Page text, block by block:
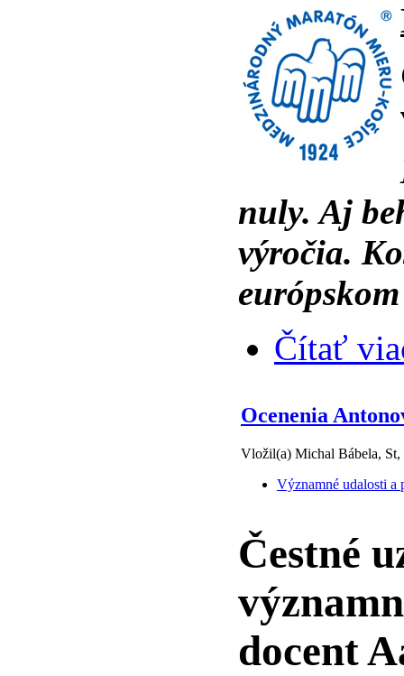
nuly. Aj
výročia.
Čítať
Ocenenia
Vložil(a) Michal Bábela, St,
Významné udalosti a
Čestné
docent